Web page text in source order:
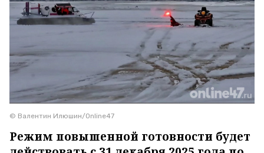
© Валентин Илюшин/Online47
Режим повышенной готовности будет